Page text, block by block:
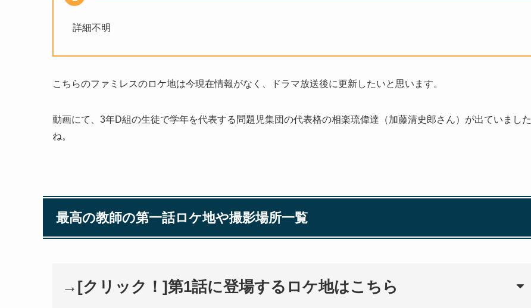
詳細不明
こちらのファミレスのロケ地は今現在情報がなく、ドラマ放送後に更新したいと思います。
動画にて、3年D組の生徒で学年を代表する問題児集団の代表格の相楽琉偉達（加藤清史郎さん）が出ていました
ね。
最高の教師の第一話ロケ地や撮影場所一覧
→[クリック！]第1話に登場するロケ地はこちら